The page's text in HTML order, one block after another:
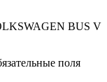
BUS V
поля